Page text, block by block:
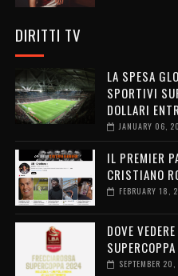
DIRITTI TV
LA SPESA
SPORTIVI
DOLLARI
JANUARY 06,
IL PREMIER
CRISTIANO
FEBRUARY 18,
DOVE
SEPTEMBER